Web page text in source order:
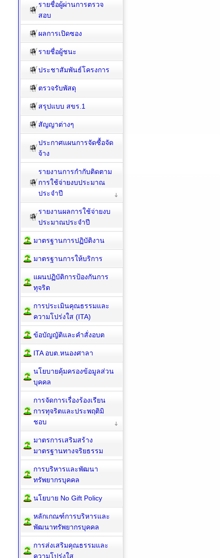
รายชื่อผู้ผ่านการตรวจ
สอบ
ผลการเปิดซอง
รายชื่อผู้ชนะ
ประชาสัมพันธ์โครงการ
ตรวจรับพัสดุ
สรุปแบบ สขร.1
สัญญาต่างๆ
ประกาศแผนการจัดซื้อจัด
จ้าง
รายงานการกำกับติดตาม
การใช้จ่ายงบประมาณ
ประจำปี
รายงานผลการใช้จ่ายงบ
ประมาณประจำปี
มาตรฐานการปฏิบัติงาน
มาตรฐานการให้บริการ
แผนปฏิบัติการป้องกันการ
ทุจริต
การประเมินคุณธรรมและ
ความโปร่งใส (ITA)
ข้อบัญญัติและคำสั่งอบต
ITA อบต.หนองศาลา
นโยบายคุ้มครองข้อมูลส่วน
บุคคล
การจัดการเรื่องร้องเรียน
การทุจริตและประพฤติมิ
ชอบ
มาตรการเสริมสร้าง
มาตรฐานทางจริยธรรม
การบริหารและพัฒนา
ทรัพยากรบุคคล
นโยบาย No Gift Policy
หลักเกณฑ์การบริหารและ
พัฒนาทรัพยากรบุคคล
การส่งเสริมคุณธรรมและ
ความโปร่งใส